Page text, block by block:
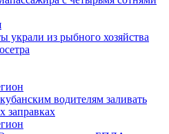
украли из рыбного хозяйства
водителям заливать
заправках